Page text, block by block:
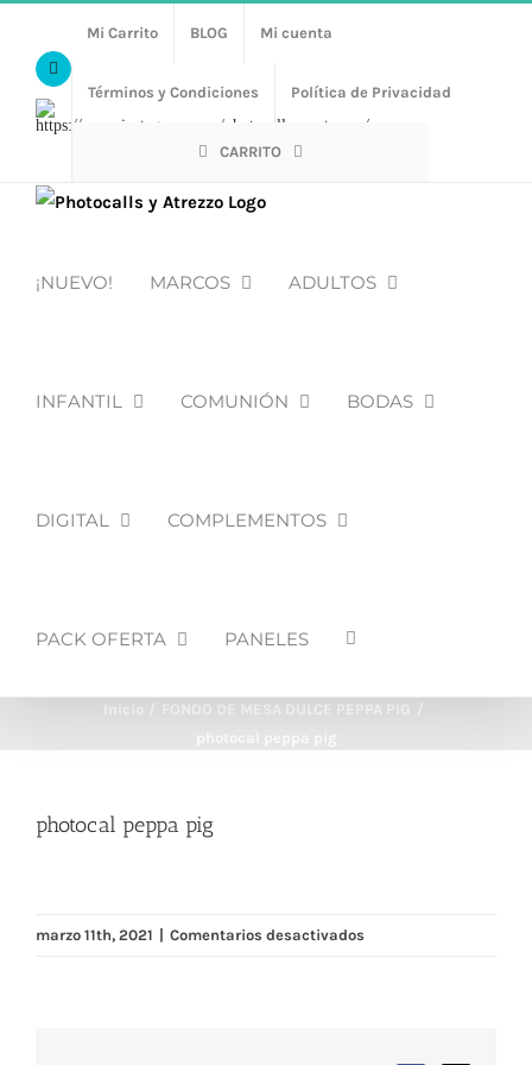
contenidoFacebook
Https://www.instagram.com/photocalls_y_atrezzo/
Mi Carrito BLOG Mi cuenta
Términos y Condiciones Política de Privacidad
CARRITO
¡NUEVO! MARCOS ADULTOS
INFANTIL COMUNIÓN BODAS
DIGITAL COMPLEMENTOS
PACK OFERTA PANELES
photocal peppa pig
marzo 11th, 2021 | Comentarios desactivados